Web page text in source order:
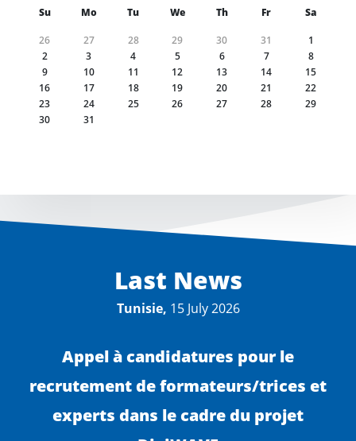
Su Mo Tu We Th Fr Sa
26 27 28 29 30 31
1
2
3 4 5 6 7
8
9
10 11 12 13 14
15
16
17 18 19 20 21
22
23
24 25 26 27 28
29
30
31
Last News
Tunisie, 15 July 2026
Appel à candidatures pour le
recrutement de formateurs/trices et
experts dans le cadre du projet